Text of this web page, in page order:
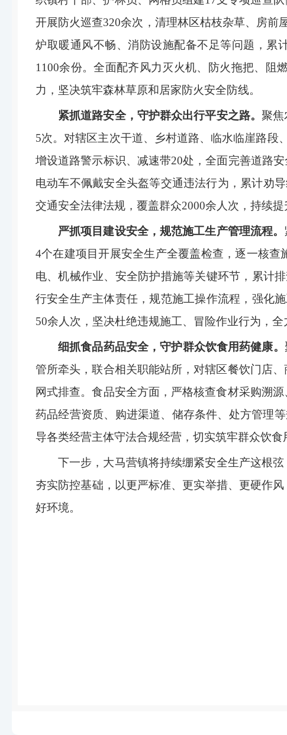
开展防火巡查320余次，清理林区枯枝杂草、房前
炉取暖通风不畅、消防设施配备不足等问题，累
1100余份。全面配齐风力灭火机、防火拖把、阻
力，坚决筑牢森林草原和居家防火安全防线。
紧抓道路安全，守护群众出行平安之路。 聚焦
5次。对辖区主次干道、乡村道路、临水临崖路段
增设道路警示标识、减速带20处，全面完善道路
电动车不佩戴安全头盔等交通违法行为，累计劝
交通安全法律法规，覆盖群众2000余人次，持续
严抓项目建设安全，规范施工生产管理流程。
4个在建项目开展安全生产全覆盖检查，逐一核
电、机械作业、安全防护措施等关键环节，累计
行安全生产主体责任，规范施工操作流程，强化
50余人次，坚决杜绝违规施工、冒险作业行为，全
细抓食品药品安全，守护群众饮食用药健康。
管所牵头，联合相关职能站所，对辖区餐饮门店
网式排查。食品安全方面，严格核查食材采购溯
药品经营资质、购进渠道、储存条件、处方管理
导各类经营主体守法合规经营，切实筑牢群众饮食
下一步，大马营镇将持续绷紧安全生产这根
夯实防控基础，以更严标准、更实举措、更硬作
好环境。